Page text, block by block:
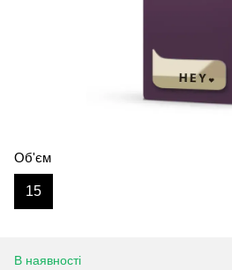
Об'єм
15
В наявності